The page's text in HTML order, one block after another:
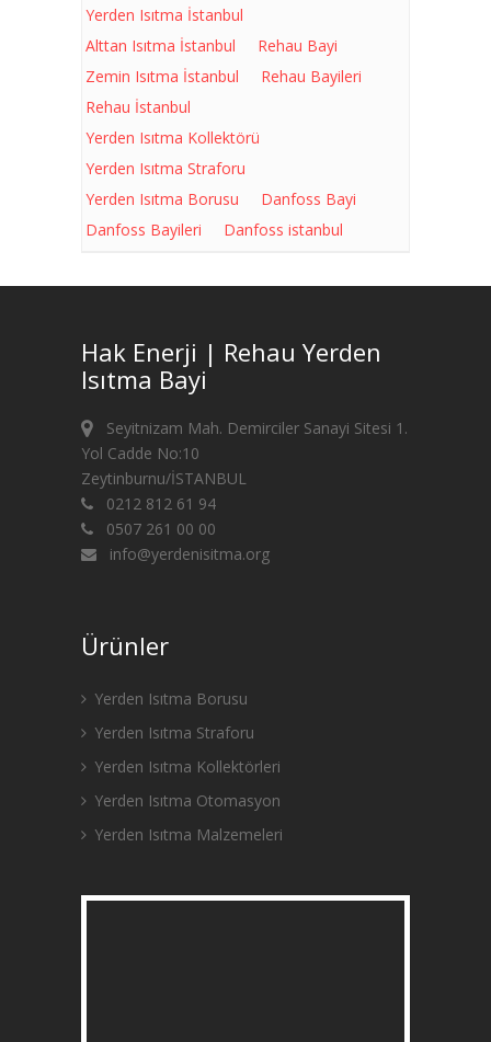
Yerden Isıtma İstanbul
Alttan Isıtma İstanbul
Rehau Bayi
Zemin Isıtma İstanbul
Rehau Bayileri
Rehau İstanbul
Yerden Isıtma Kollektörü
Yerden Isıtma Straforu
Yerden Isıtma Borusu
Danfoss Bayi
Danfoss Bayileri
Danfoss istanbul
Hak Enerji | Rehau Yerden
Isıtma Bayi
Seyitnizam Mah. Demirciler Sanayi Sitesi 1.
Yol Cadde No:10
Zeytinburnu/İSTANBUL
0212 812 61 94
0507 261 00 00
info@yerdenisitma.org
Ürünler
Yerden Isıtma Borusu
Yerden Isıtma Straforu
Yerden Isıtma Kollektörleri
Yerden Isıtma Otomasyon
Yerden Isıtma Malzemeleri